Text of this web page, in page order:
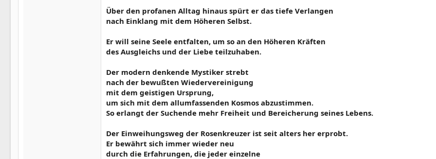
Über den profanen Alltag hinaus spürt er das tiefe Verlangen
nach Einklang mit dem Höheren Selbst.
Er will seine Seele entfalten, um so an den Höheren Kräften
des Ausgleichs und der Liebe teilzuhaben.
Der modern denkende Mystiker strebt
nach der bewußten Wiedervereinigung
mit dem geistigen Ursprung,
um sich mit dem allumfassenden Kosmos abzustimmen.
So erlangt der Suchende mehr Freiheit und Bereicherung seines Lebens.
Der Einweihungsweg der Rosenkreuzer ist seit alters her erprobt.
Er bewährt sich immer wieder neu
durch die Erfahrungen, die jeder einzelne